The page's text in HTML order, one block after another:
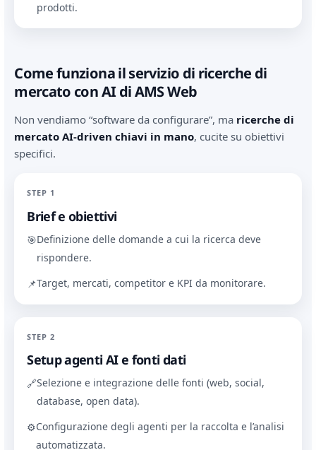
prodotti.
Come funziona il servizio di ricerche di
mercato con AI di AMS Web
Non vendiamo “software da configurare”, ma ricerche di
mercato AI-driven chiavi in mano, cucite su obiettivi
specifici.
STEP 1
Brief e obiettivi
🎯Definizione delle domande a cui la ricerca deve
rispondere.
📌Target, mercati, competitor e KPI da monitorare.
STEP 2
Setup agenti AI e fonti dati
🔗Selezione e integrazione delle fonti (web, social,
database, open data).
⚙️Configurazione degli agenti per la raccolta e l’analisi
automatizzata.